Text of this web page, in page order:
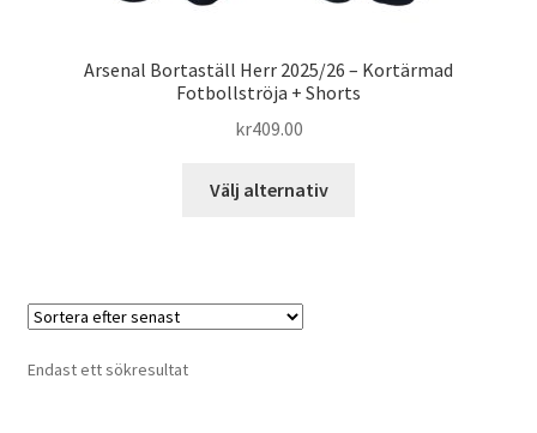
Arsenal Bortaställ Herr 2025/26 – Kortärmad
Fotbollströja + Shorts
kr409.00
Välj alternativ
Endast ett sökresultat